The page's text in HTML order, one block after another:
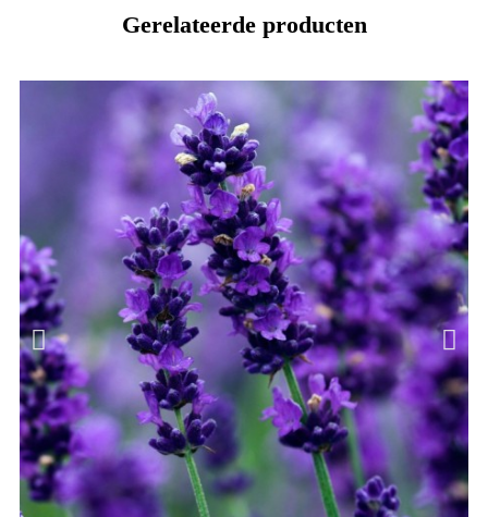
Gerelateerde producten